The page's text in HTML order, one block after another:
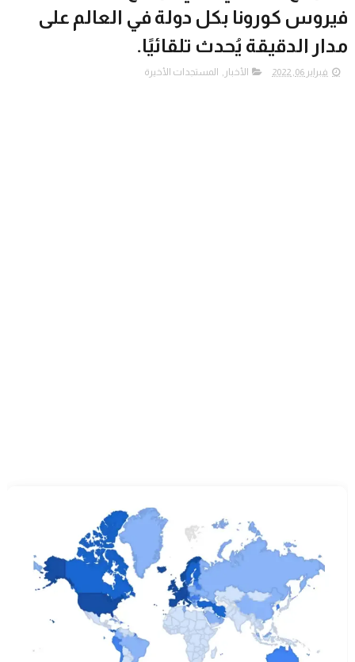
فيروس كورونا بكل دولة في العالم على
مدار الدقيقة يُحدث تلقائيًا.
فبراير 06, 2022 الأخبار , المستجدات الأخيرة